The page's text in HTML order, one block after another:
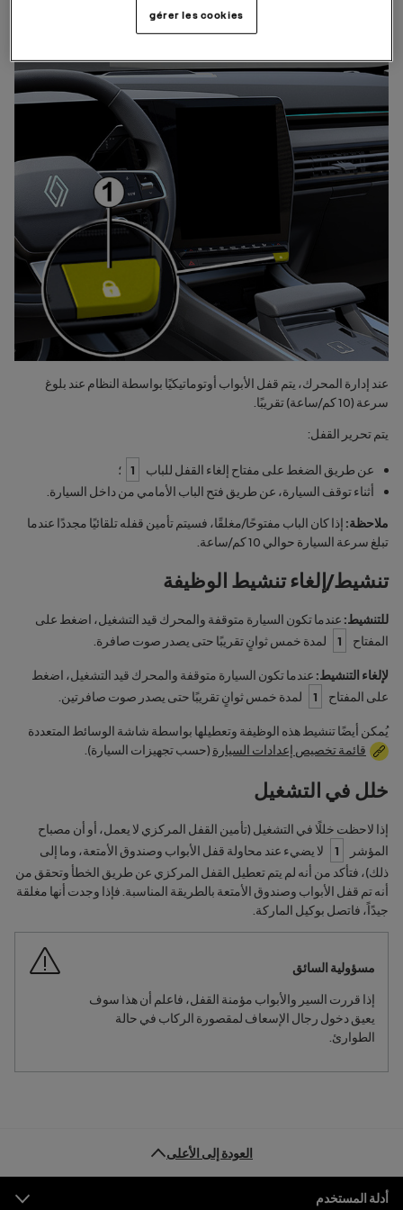
عند إدارة المحرك، يتم قفل الأبواب أوتوماتيكيًا بواسطة النظام عند بلوغ
سرعة (10 كم/ساعة) تقريبًا.
يتم تحرير القفل:
عن طريق الضغط على مفتاح إلغاء القفل للباب 1 ؛
أثناء توقف السيارة، عن طريق فتح الباب الأمامي من داخل السيارة.
ملاحظة: إذا كان الباب مفتوحًا/مغلقًا، فسيتم تأمين قفله تلقائيًا مجددًا عندما
تبلغ سرعة السيارة حوالي 10 كم/ساعة.
تنشيط/إلغاء تنشيط الوظيفة
للتنشيط: عندما تكون السيارة متوقفة والمحرك قيد التشغيل، اضغط على
المفتاح
1 لمدة خمس ثوانٍ تقريبًا حتى يصدر صوت صافرة.
لإلغاء التنشيط: عندما تكون السيارة متوقفة والمحرك قيد التشغيل، اضغط
على المفتاح
1 لمدة خمس ثوانٍ تقريبًا حتى يصدر صوت صافرتين.
يُمكن أيضًا تنشيط هذه الوظيفة وتعطيلها بواسطة شاشة الوسائط المتعددة
قائمة تخصيص إعدادات السيارة (حسب تجهيزات السيارة).
خلل في التشغيل
إذا لاحظت خللًا في التشغيل (تأمين القفل المركزي لا يعمل، أو أن مصباح
المؤشر
1
لا يضيء عند محاولة قفل الأبواب وصندوق الأمتعة، وما إلى
ذلك)، فتأكد من أنه لم يتم تعطيل القفل المركزي عن طريق الخطأ وتحقق من
أنه تم قفل الأبواب وصندوق الأمتعة بالطريقة المناسبة. فإذا وجدت أنها مغلقة
جيدًاً، فاتصل بوكيل الماركة.
مسؤولية السائق
إذا قررت السير والأبواب مؤمنة القفل، فاعلم أن هذا سوف
يعيق دخول رجال الإسعاف لمقصورة الركاب في حالة
الطوارئ.
العودة إلى الأعلى
التذييل
أدلة المستخدم
gérer les cookies